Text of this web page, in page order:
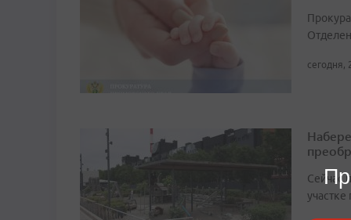
сегодня,
Сейчас